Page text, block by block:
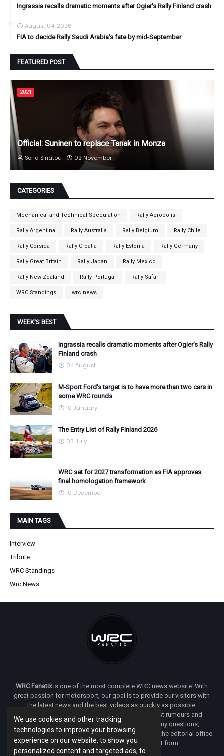
We use cookies and other tracking
technologies to improve your browsing
experience on our website, to show you
personalized content and targeted ads, to
Ingrassia recalls dramatic moments after Ogier's Rally Finland crash
August 04, 2026
FIA to decide Rally Saudi Arabia's fate by mid-September
FEATURED POST
2021
Official: Suninen to replace Tanak in Monza
Sofia Siriatou 02 November
CATEGORIES
Mechanical and Technical Speculation Rally Acropolis
Rally Argentina Rally Australia Rally Belgium Rally Chile
Rally Corsica Rally Croatia Rally Estonia Rally Germany
Rally Great Britain Rally Japan Rally Mexico
Rally New Zealand Rally Portugal Rally Safari
WRC Standings wrc news
WEEK'S BEST
Ingrassia recalls dramatic moments after Ogier's Rally
Finland crash
04 August
M-Sport Ford's target is to have more than two cars in
some WRC rounds
10 January
The Entry List of Rally Finland 2026
03 July
WRC set for 2027 transformation as FIA approves
final homologation framework
10 December
MAIN TAGS
Interview
Tribute
WRC Standings
Wrc News
WRC Fanatixis one of the most complete WRC news website. With
great passion for motorsport, our goal is to provide our visitors with
the latest news and the best videos as quickly as possible.
Additionally, you will find our opinion on the latest rumours and
developments everywhere we can. If you have any questions,
comments or complaints and would like to contact the editorial office
ofWRC FANATIXyou can use our contact form.